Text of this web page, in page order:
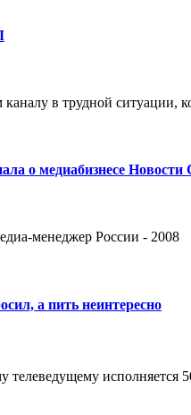
в трудной ситуации,
о медиабизнесе
менеджер России - 2008
а пить неинтересно
телеведущему